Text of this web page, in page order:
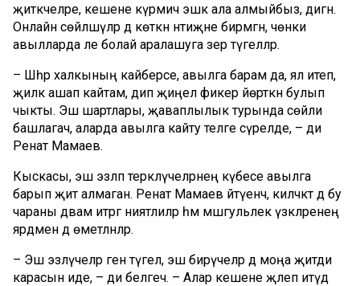
җитәкчеләре, кешене күрмичә эшкә ала алмыйбыз, дигән.
Онлайн сөйләшүләр дә көткән нәтиҗәне бирмәгән, чөнки
авылларда әле болай аралашуга әзер түгелләр.
– Шәһәр халкының кайберсе, авылга барам да, ял итеп,
җиләк ашап кайтам, дип җиңел фикер йөрткән булып
чыкты. Эш шартлары, җаваплылык турында сөйли
башлагач, аларда авылга кайту теләге сүрелде, – ди
Ренат Мамаев.
Кыскасы, эш эзләп теркәлүчеләрнең күбесе авылга
барып җитә алмаган. Ренат Мамаев әйтүенчә, киләчәктә дә бу
чараны дәвам итәргә ниятлиләр һәм мәшгульлек үзәкләренең
ярдәменә дә өметләнәләр.
– Эш эзләүчеләр генә түгел, эш бирүчеләр дә моңа җитди
карасын иде, – ди белгеч. – Алар кешене җәлеп итүдә